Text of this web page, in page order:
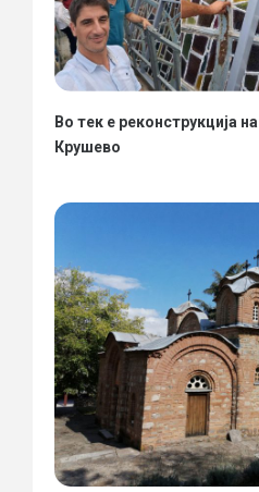
Во тек е
Крушево